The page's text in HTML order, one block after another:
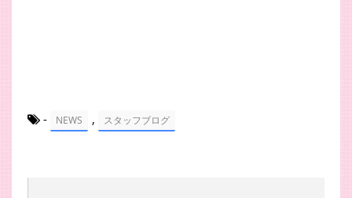
- NEWS , スタッフブログ